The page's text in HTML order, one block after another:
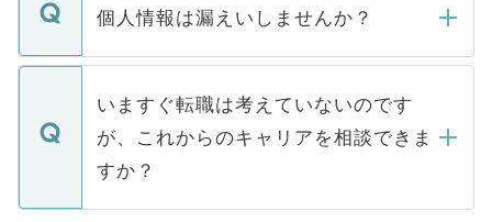
■応募殺到を避けるため 人気のある医療機
関を公にしてしまうと、応募が殺到する場
に、医療機関が求める条件に合った人材の
みを人材紹介会社に依頼するケースが増え
ています。
ん。また、仮に応募先から内定をいただい
定を承諾する必要はありません。内定先へ
の辞退の連絡はキャリアパートナーが行い
個人情報は漏えいしませんか？
個人情報が漏えいすることはありませんの
で、ご安心ください。当サイトからの登録
などで収集したご登録者様の個人情報は、
ご本人のキャリアアップおよび転職活動の
支援を目的に使用いたします。お預かりし
ているすべての個人データはご本人の許可
いますぐ転職は考えていないのです
が、これからのキャリアを相談できま
すか？